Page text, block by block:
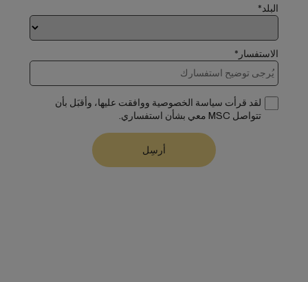
البلد*
الاستفسار*
لقد قرأت سياسة الخصوصية ووافقت عليها، وأقبَل بأن
تتواصل MSC معي بشأن استفساري.